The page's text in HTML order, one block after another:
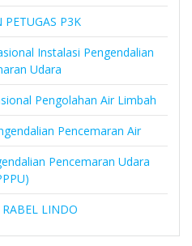
PETUGAS P3K
Instalasi Pengendalian
Udara
Pengolahan Air Limbah
Pencemaran Air
Pencemaran Udara
LINDO